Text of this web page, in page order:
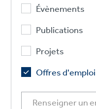
Évènements
Publications
Projets
Offres d'emploi